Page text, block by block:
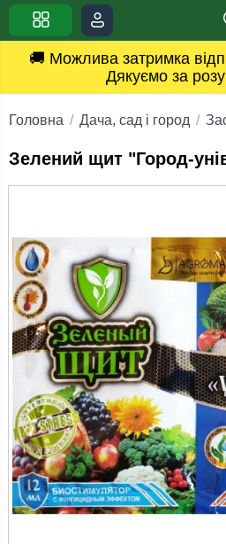
🚚 Можлива затримка
Дякуємо за
Головна Дача, сад і город
Зелений щит "Город-